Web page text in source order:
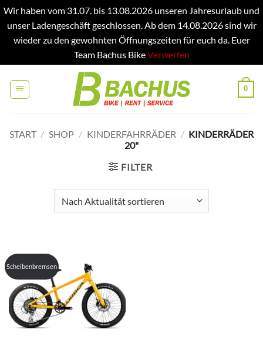
Wir haben vom 31.07. bis 13.08.2026 unseren Jahresurlaub und
unser Ladengeschäft geschlossen. Ab dem 14.08.2026 sind wir
wieder zu den gewohnten Öffnungszeiten für euch da. Euer
Team Bachus BikeVerwerfen
Inhalt
springen
0
START / SHOP / KINDERFAHRRÄDER / KINDERRÄDER
20"
FILTER
Scheibenbremsen